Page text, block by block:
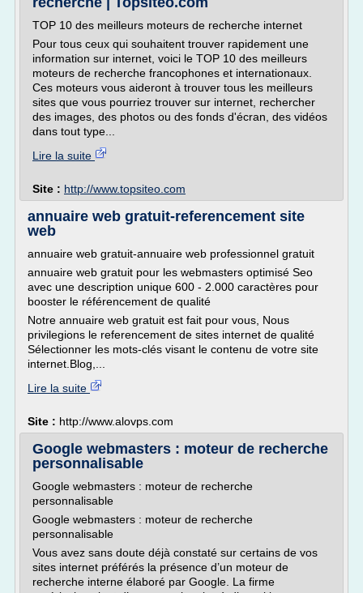
TOP 10 des meilleurs moteurs de recherche internet
Pour tous ceux qui souhaitent trouver rapidement une
information sur internet, voici le TOP 10 des meilleurs
moteurs de recherche francophones et internationaux.
Ces moteurs vous aideront à trouver tous les meilleurs
sites que vous pourriez trouver sur internet, rechercher
des images, des photos ou des fonds d'écran, des vidéos
dans tout type...
Lire la suite
Site : http://www.topsiteo.com
annuaire web gratuit-referencement site
web
annuaire web gratuit-annuaire web professionnel gratuit
annuaire web gratuit pour les webmasters optimisé Seo
avec une description unique 600 - 2.000 caractères pour
booster le référencement de qualité
Notre annuaire web gratuit est fait pour vous, Nous
privilegions le referencement de sites internet de qualité
Sélectionner les mots-clés visant le contenu de votre site
internet.Blog,...
Lire la suite
Site : http://www.alovps.com
Google webmasters : moteur de recherche
personnalisable
Google webmasters : moteur de recherche
personnalisable
Google webmasters : moteur de recherche
personnalisable
Vous avez sans doute déjà constaté sur certains de vos
sites internet préférés la présence d’un moteur de
recherche interne élaboré par Google. La firme